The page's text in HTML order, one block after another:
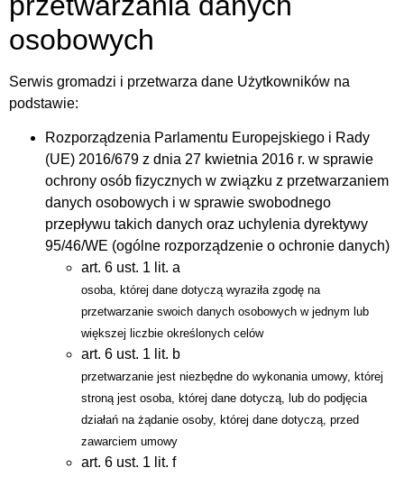
osobowych
Serwis gromadzi i przetwarza dane Użytkowników na
podstawie:
Rozporządzenia Parlamentu Europejskiego i Rady
(UE) 2016/679 z dnia 27 kwietnia 2016 r. w sprawie
ochrony osób fizycznych w związku z przetwarzaniem
danych osobowych i w sprawie swobodnego
przepływu takich danych oraz uchylenia dyrektywy
95/46/WE (ogólne rozporządzenie o ochronie danych)
art. 6 ust. 1 lit. a
osoba, której dane dotyczą wyraziła zgodę na
przetwarzanie swoich danych osobowych w jednym lub
większej liczbie określonych celów
art. 6 ust. 1 lit. b
przetwarzanie jest niezbędne do wykonania umowy, której
stroną jest osoba, której dane dotyczą, lub do podjęcia
działań na żądanie osoby, której dane dotyczą, przed
zawarciem umowy
art. 6 ust. 1 lit. f